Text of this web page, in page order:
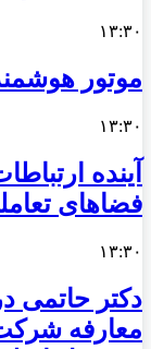
۱۳:۳۰
موتور
۱۳:۳۰
آینده
فضاهای
۱۳:۳۰
دکتر حاتمی
معارفه